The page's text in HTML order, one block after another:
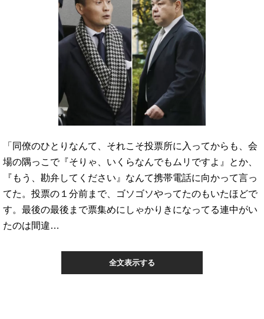
「同僚のひとりなんて、それこそ投票所に入ってからも、会
場の隅っこで『そりゃ、いくらなんでもムリですよ』とか、
『もう、勘弁してください』なんて携帯電話に向かって言っ
てた。投票の１分前まで、ゴソゴソやってたのもいたほどで
す。最後の最後まで票集めにしゃかりきになってる連中がい
たのは間違…
全文表示する